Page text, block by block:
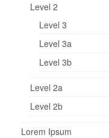
Level 2
Level 3
Level 3a
Level 3b
Level 2a
Level 2b
Lorem Ipsum